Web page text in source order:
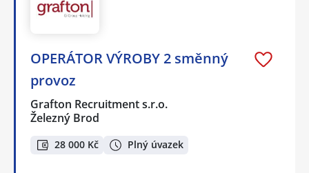
OPERÁTOR VÝROBY 2 směnný
provoz
Grafton Recruitment s.r.o.
Železný Brod
28 000 Kč Plný úvazek